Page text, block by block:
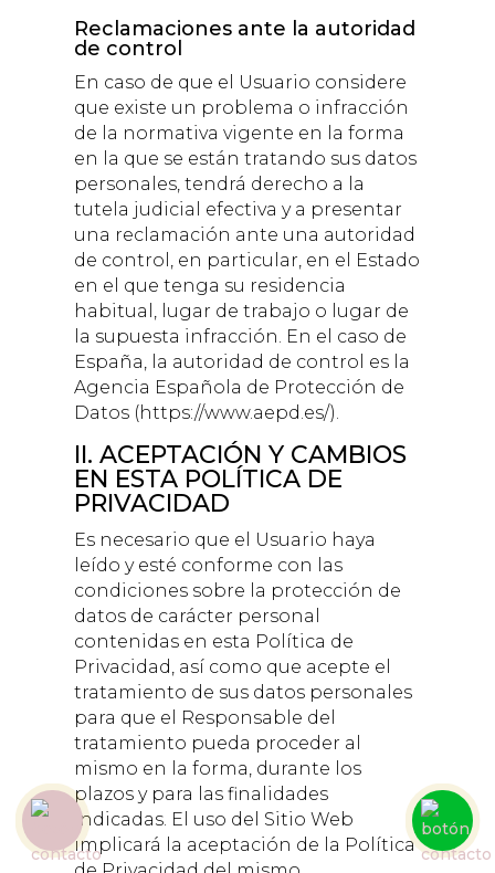
Reclamaciones ante la autoridad
de control
En caso de que el Usuario considere
que existe un problema o infracción
de la normativa vigente en la forma
en la que se están tratando sus datos
personales, tendrá derecho a la
tutela judicial efectiva y a presentar
una reclamación ante una autoridad
de control, en particular, en el Estado
en el que tenga su residencia
habitual, lugar de trabajo o lugar de
la supuesta infracción. En el caso de
España, la autoridad de control es la
Agencia Española de Protección de
Datos (https://www.aepd.es/).
II. ACEPTACIÓN Y CAMBIOS
EN ESTA POLÍTICA DE
PRIVACIDAD
Es necesario que el Usuario haya
leído y esté conforme con las
condiciones sobre la protección de
datos de carácter personal
contenidas en esta Política de
Privacidad, así como que acepte el
tratamiento de sus datos personales
para que el Responsable del
tratamiento pueda proceder al
mismo en la forma, durante los
plazos y para las finalidades
indicadas. El uso del Sitio Web
implicará la aceptación de la Política